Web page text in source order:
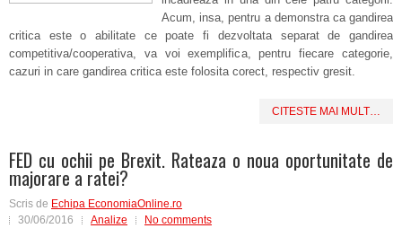
Acum, insa, pentru a demonstra ca gandirea
critica este o abilitate ce poate fi dezvoltata separat de gandirea
competitiva/cooperativa, va voi exemplifica, pentru fiecare categorie,
cazuri in care gandirea critica este folosita corect, respectiv gresit.
CITESTE MAI MULT…
FED cu ochii pe Brexit. Rateaza o noua oportunitate de
majorare a ratei?
Scris de Echipa EconomiaOnline.ro
30/06/2016
Analize No comments